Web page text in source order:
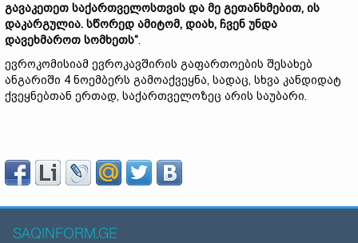
გავაკეთეთ საქართველოსთვის და მე გეთანხმებით, ის
დაკარგულია. სწორედ ამიტომ, დიახ, ჩვენ უნდა
დავეხმაროთ სომხეთს“.
ევროკომისიამ ევროკავშირის გაფართოების შესახებ
ანგარიში 4 ნოემბერს გამოაქვეყნა, სადაც, სხვა კანდიდატ
ქვეყნებთან ერთად, საქართველოზეც არის საუბარი.
SAQINFORM.GE